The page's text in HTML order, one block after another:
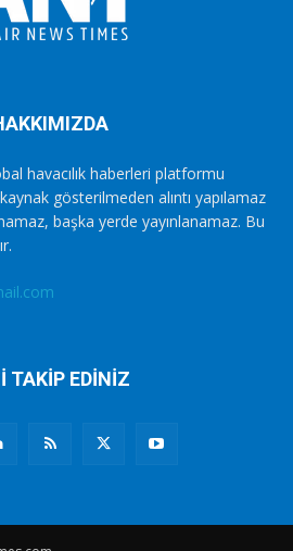
havacılık haberleri platformu
gösterilmeden alıntı yapılamaz
başka yerde yayınlanamaz. Bu
TAKİP EDİNİZ